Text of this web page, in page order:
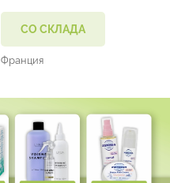
СО СКЛАДА
Франция